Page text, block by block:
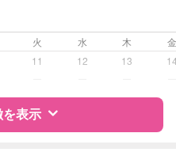
火 水 木
11 12 13
表示